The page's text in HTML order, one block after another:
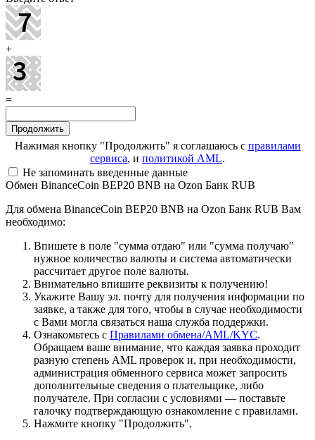
+
=
Нажимая кнопку "Продолжить" я соглашаюсь с правилами
сервиса, и политикой AML.
Не запоминать введенные данные
Обмен BinanceCoin BEP20 BNB на Ozon Банк RUB
Для обмена BinanceCoin BEP20 BNB на Ozon Банк RUB Вам
необходимо:
Впишете в поле "сумма отдаю" или "сумма получаю"
нужное количество валюты и система автоматически
рассчитает другое поле валюты.
Внимательно впишите реквизиты к получению!
Укажите Вашу эл. почту для получения информации по
заявке, а также для того, чтобы в случае необходимости
с Вами могла связаться наша служба поддержки.
Ознакомьтесь с Правилами обмена/AML/KYC.
Обращаем ваше внимание, что каждая заявка проходит
разную степень AML проверок и, при необходимости,
администрация обменного сервиса может запросить
дополнительные сведения о плательщике, либо
получателе. При согласии с условиями — поставьте
галочку подтверждающую ознакомление с правилами.
Нажмите кнопку "Продолжить".